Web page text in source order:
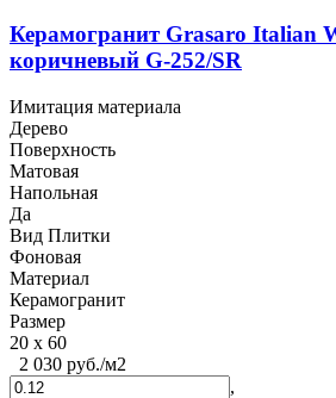
Керамогранит Grasaro Italian
коричневый G-252/SR
Имитация материала
Дерево
Поверхность
Матовая
Напольная
Да
Вид Плитки
Фоновая
Материал
Керамогранит
Размер
20 x 60
2 030 руб./м2
,